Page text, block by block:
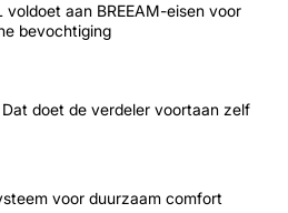
voldoet aan BREEAM-eisen voor
bevochtiging
Dat doet de verdeler voortaan zelf
voor duurzaam comfort